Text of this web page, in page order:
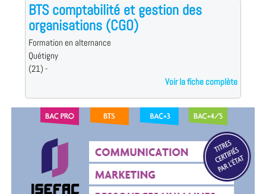
BTS comptabilité et gestion des
organisations (CGO)
Formation en alternance
Quétigny
(21) -
Voir la fiche complète